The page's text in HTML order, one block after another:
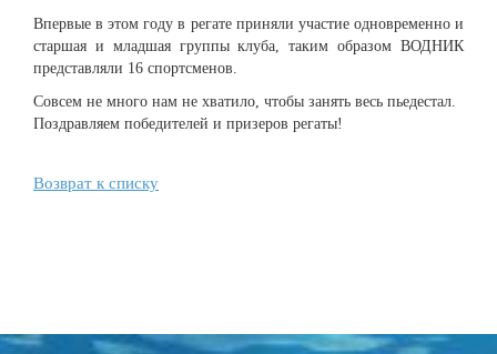
Впервые в этом году в регате приняли участие одновременно и
старшая и младшая группы клуба, таким образом ВОДНИК
представляли 16 спортсменов.
Совсем не много нам не хватило, чтобы занять весь пьедестал.
Поздравляем победителей и призеров регаты!
Возврат к списку